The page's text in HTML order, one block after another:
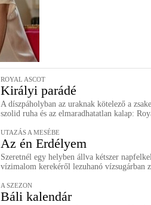
ROYAL ASCOT
Királyi parádé
A díszpáholyban az uraknak kötelező a
szolid ruha és az elmaradhatatlan kalap:
UTAZÁS A MESÉBE
Az én Erdélyem
Szeretnél egy helyben állva kétszer
vízimalom kerekéről lezuhanó vízsugárban
A SZEZON
Báli kalendár